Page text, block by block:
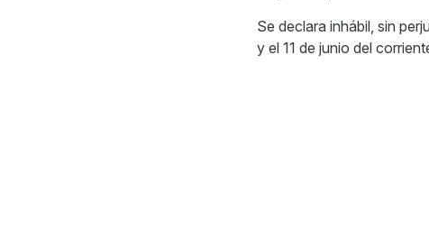
Se declara inhábil, sin
y el 11 de junio del